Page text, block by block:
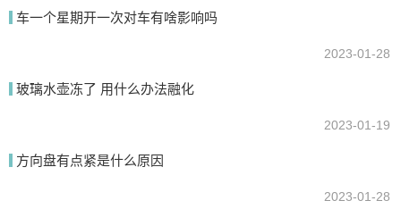
车一个星期开一次对车有啥影响吗
2023-01-28
玻璃水壶冻了 用什么办法融化
2023-01-19
方向盘有点紧是什么原因
2023-01-28